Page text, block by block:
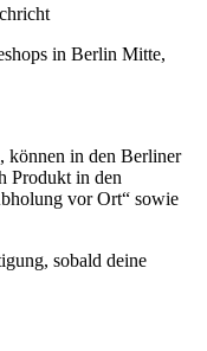
in Berlin Mitte,
können in den Berliner
Produkt in den
vor Ort“ sowie
sobald deine